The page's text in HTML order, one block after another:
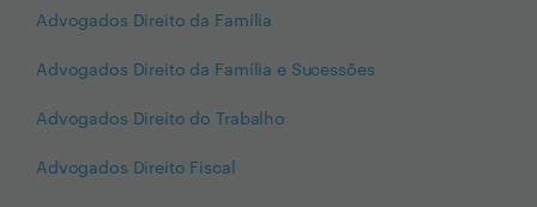
Advogados Direito da Família
Advogados Direito da Família e Sucessões
Advogados Direito do Trabalho
Advogados Direito Fiscal